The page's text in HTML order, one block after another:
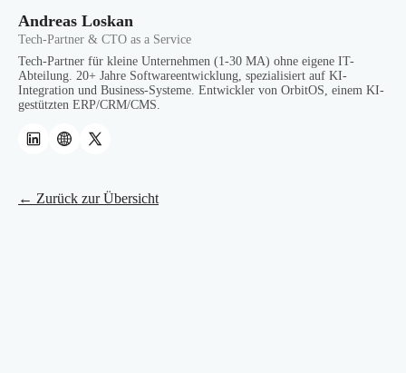
Andreas Loskan
Tech-Partner & CTO as a Service
Tech-Partner für kleine Unternehmen (1-30 MA) ohne eigene IT-
Abteilung. 20+ Jahre Softwareentwicklung, spezialisiert auf KI-
Integration und Business-Systeme. Entwickler von OrbitOS, einem KI-
gestützten ERP/CRM/CMS.
← Zurück zur Übersicht